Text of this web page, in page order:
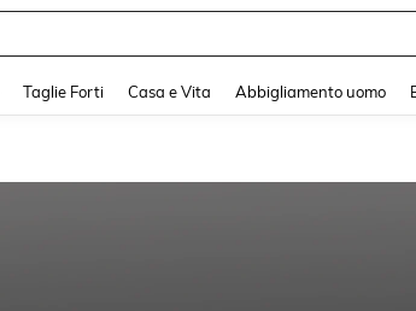
Taglie Forti Casa e Vita Abbigliamento uomo